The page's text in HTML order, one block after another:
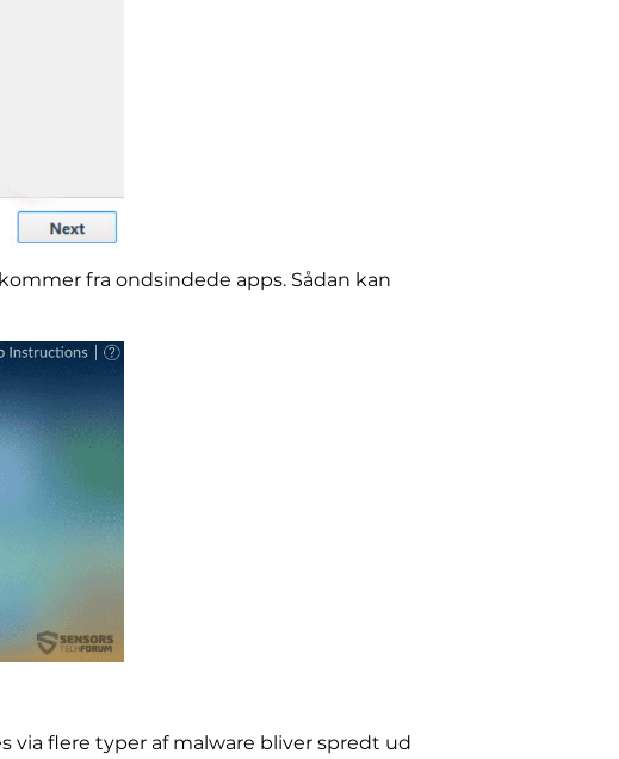
fra ondsindede apps. Sådan kan
flere typer af malware bliver spredt ud